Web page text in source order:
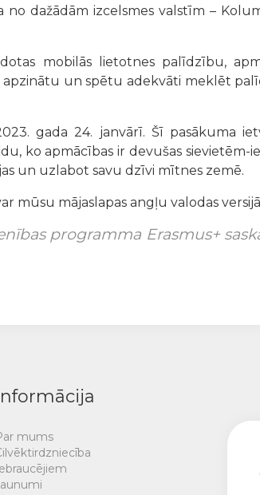
dažādām izcelsmes valstīm –
mobilās lietotnes palīdzību,
un spētu adekvāti meklēt
gada 24. janvārī. Šī pasākuma
ko apmācības ir devušas sievietēm-
un uzlabot savu dzīvi mītnes zemē.
mūsu mājaslapas angļu valodas
programma Erasmus+
mums